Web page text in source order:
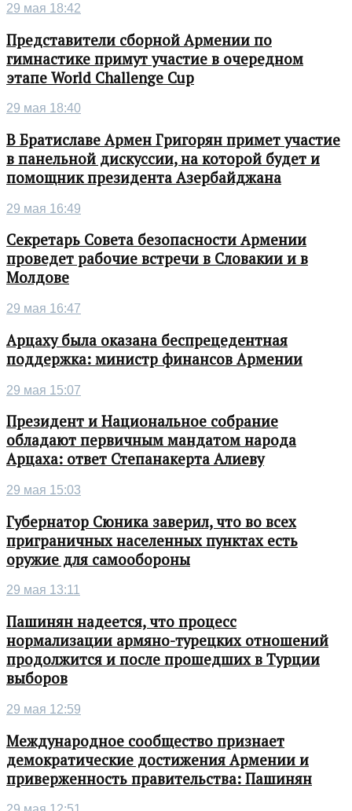
29 мая 18:42
Представители сборной Армении по
гимнастике примут участие в очередном
этапе World Challenge Cup
29 мая 18:40
В Братиславе Армен Григорян примет участие
в панельной дискуссии, на которой будет и
помощник президента Азербайджана
29 мая 16:49
Секретарь Совета безопасности Армении
проведет рабочие встречи в Словакии и в
Молдове
29 мая 16:47
Арцаху была оказана беспрецедентная
поддержка: министр финансов Армении
29 мая 15:07
Президент и Национальное собрание
обладают первичным мандатом народа
Арцаха: ответ Степанакерта Алиеву
29 мая 15:03
Губернатор Сюника заверил, что во всех
приграничных населенных пунктах есть
оружие для самообороны
29 мая 13:11
Пашинян надеется, что процесс
нормализации армяно-турецких отношений
продолжится и после прошедших в Турции
выборов
29 мая 12:59
Международное сообщество признает
демократические достижения Армении и
приверженность правительства: Пашинян